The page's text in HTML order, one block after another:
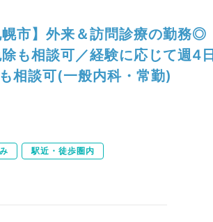
幌市】外来＆訪問診療の勤務◎
も相談可／経験に応じて週4日
相談可(一般内科・常勤)
駅近・徒歩圏内